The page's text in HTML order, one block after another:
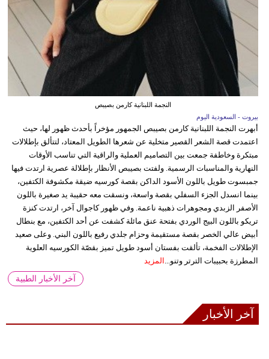
النجمة اللبنانية كارمن بصيبص
بيروت - السعودية اليوم
أبهرت النجمة اللبنانية كارمن بصيبص الجمهور مؤخراً بأحدث ظهور لها، حيث
اعتمدت قصة الشعر القصير متخلية عن شعرها الطويل المعتاد، لتتألق بإطلالات
مبتكرة وخاطفة جمعت بين التصاميم العملية والراقية التي تناسب الأوقات
النهارية والمناسبات الرسمية. ولفتت بصيبص الأنظار بإطلالة عصرية ارتدت فيها
جمبسوت طويل باللون الأسود الداكن بقصة كورسيه ضيقة مكشوفة الكتفين،
بينما انسدل الجزء السفلي بقصة واسعة، ونسقت معه حقيبة يد صغيرة باللون
الأصفر الزبدي ومجوهرات ذهبية ناعمة. وفي ظهور كاجوال آخر، ارتدت كنزة
تريكو باللون البيج الوردي بفتحة عنق مائلة كشفت عن أحد الكتفين، مع بنطال
أبيض عالي الخصر بقصة مستقيمة وحزام جلدي رفيع باللون البني. وعلى صعيد
الإطلالات الفخمة، تألقت بفستان أسود طويل تميز بقصّة الكورسيه العلوية
المطرزة بحبيبات الترتر وتنو... المزيد
آخر الأخبار الطبية
آخر الأخبار